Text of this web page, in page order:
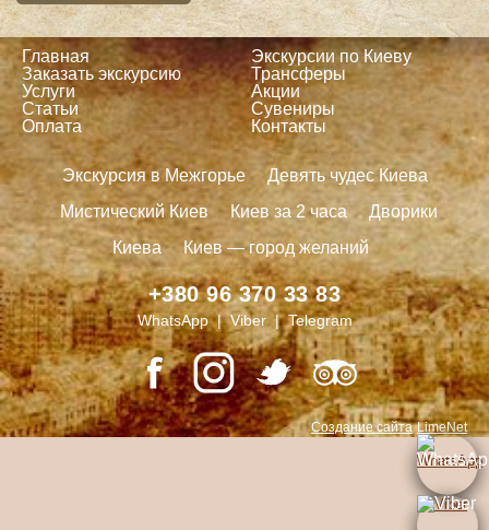
Главная
Экскурсии по Киеву
Заказать экскурсию
Трансферы
Услуги
Акции
Статьи
Сувениры
Оплата
Контакты
Экскурсия в Межгорье
Девять чудес Киева
Мистический Киев
Киев за 2 часа
Дворики
Киева
Киев — город желаний
+380 96 370 33 83
WhatsApp | Viber | Telegram
Создание сайта LimeNet